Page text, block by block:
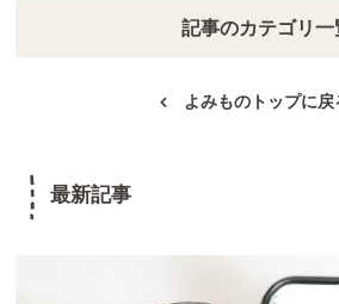
記事のカテゴリ一
よみものトップに戻
最新記事